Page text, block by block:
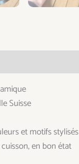
Suisse
et motifs stylisés
en bon état